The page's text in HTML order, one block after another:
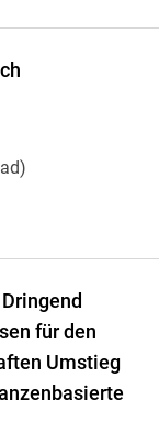
für den
Umstieg